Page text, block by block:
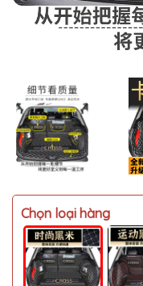
HYUNDAI
BMW
VOLVO
SUZUKI
LEXUS
MG
AUDI
Chọn loại hàng